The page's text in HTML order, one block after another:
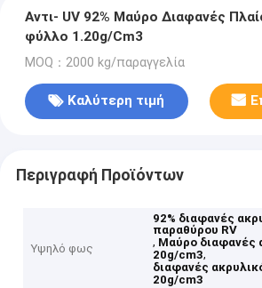
Αντι- UV 92% Μαύρο Διαφανές
φύλλο 1.20g/Cm3
MOQ：2000 kg/παραγγελία
Καλύτερη τιμή
Περιγραφή Προϊόντων
Υψηλό φως
92% διαφανές
παραθύρου RV
, Μαύρο διαφανές
20g/cm3,
διαφανές
20g/cm3